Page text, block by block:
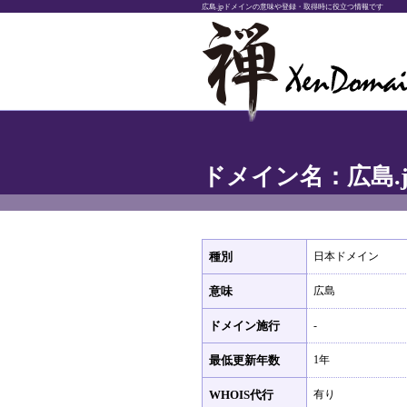
広島.jpドメインの意味や登録・取得時に役立つ情報です
ドメイン名：広島
種別 日本ドメイン
意味 広島
ドメイン施行 -
最低更新年数 1年
WHOIS代行 有り